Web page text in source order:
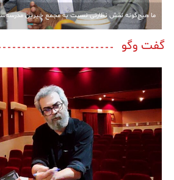
ما هیچ‌گونه نقش نظارتی نسبت به مجمع خیرین
گفت وگو